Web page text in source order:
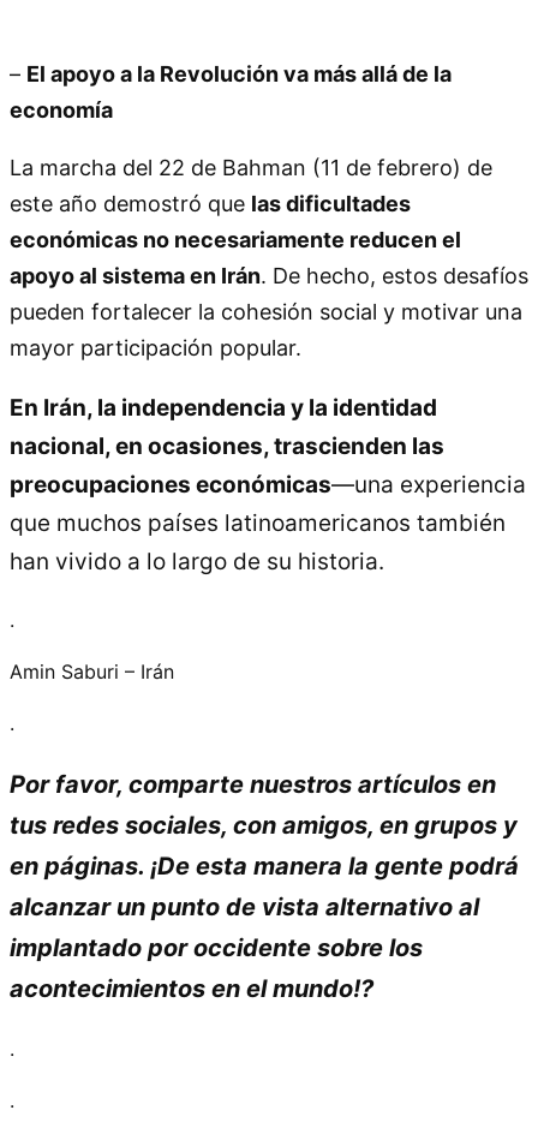
– El apoyo a la Revolución va más allá de la
economía
La marcha del 22 de Bahman (11 de febrero) de
este año demostró que las dificultades
económicas no necesariamente reducen el
apoyo al sistema en Irán. De hecho, estos desafíos
pueden fortalecer la cohesión social y motivar una
mayor participación popular.
En Irán, la independencia y la identidad
nacional, en ocasiones, trascienden las
preocupaciones económicas—una experiencia
que muchos países latinoamericanos también
han vivido a lo largo de su historia.
.
Amin Saburi – Irán
.
Por favor, comparte nuestros artículos en
tus redes sociales, con amigos, en grupos y
en páginas. ¡De esta manera la gente podrá
alcanzar un punto de vista alternativo al
implantado por occidente sobre los
acontecimientos en el mundo!?
.
.